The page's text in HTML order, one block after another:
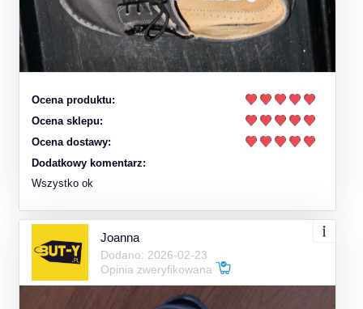
Ocena produktu:
Ocena sklepu:
Ocena dostawy:
Dodatkowy komentarz:
Wszystko ok
Joanna
Dodano: 2026-02-23
Opinia zweryfikowana